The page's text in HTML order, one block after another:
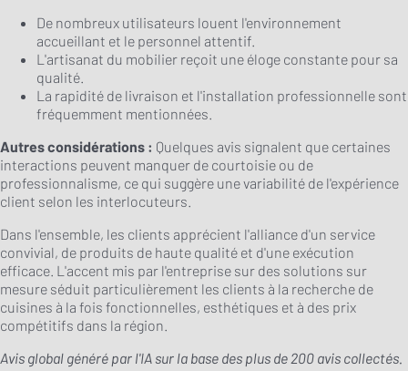
De nombreux utilisateurs louent l'environnement
accueillant et le personnel attentif.
L'artisanat du mobilier reçoit une éloge constante pour sa
qualité.
La rapidité de livraison et l'installation professionnelle sont
fréquemment mentionnées.
Autres considérations : Quelques avis signalent que certaines
interactions peuvent manquer de courtoisie ou de
professionnalisme, ce qui suggère une variabilité de l'expérience
client selon les interlocuteurs.
Dans l'ensemble, les clients apprécient l'alliance d'un service
convivial, de produits de haute qualité et d'une exécution
efficace. L'accent mis par l'entreprise sur des solutions sur
mesure séduit particulièrement les clients à la recherche de
cuisines à la fois fonctionnelles, esthétiques et à des prix
compétitifs dans la région.
Avis global généré par l'IA sur la base des plus de 200 avis collectés.